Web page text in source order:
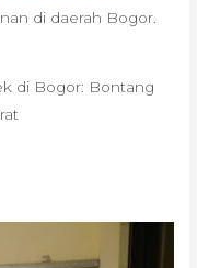
di daerah Bogor.
di Bogor: Bontang